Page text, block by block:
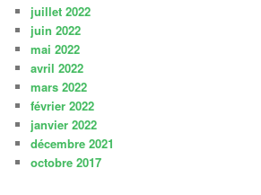
juillet 2022
juin 2022
mai 2022
avril 2022
mars 2022
février 2022
janvier 2022
décembre 2021
octobre 2017